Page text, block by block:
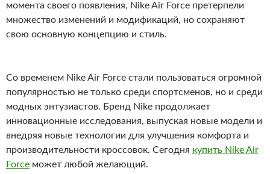
момента своего появления, Nike Air Force претерпели
множество изменений и модификаций, но сохраняют
свою основную концепцию и стиль.
Со временем Nike Air Force стали пользоваться огромной
популярностью не только среди спортсменов, но и среди
модных энтузиастов. Бренд Nike продолжает
инновационные исследования, выпуская новые модели и
внедряя новые технологии для улучшения комфорта и
производительности кроссовок. Сегодня купить Nike Air
Force может любой желающий.